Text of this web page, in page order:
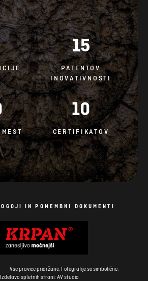
15
PATENTOV
INOVATIVNOSTI
10
CERTIFIKATOV
IN POMEMBNI DOKUMENTI
Vse pravice pridržane. Fotografije so simbolične.
Izdelava spletnih strani: AV studio